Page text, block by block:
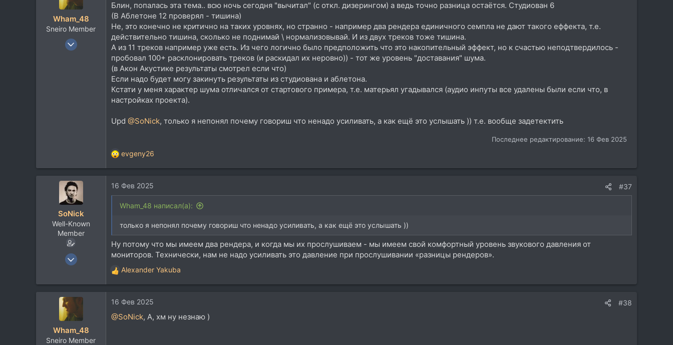
Wham_48
Sneiro Member
15 Дек 2006
Блин, попалась эта тема.. всю ночь сегодня "вычитал" (с откл. дизерингом) а ведь точно разница остаётся. Студиован 6
(В Аблетоне 12 проверял - тишина)
Не, это конечно не критично на таких уровнях, но странно - например два рендера единичного семпла не дают такого еффекта, т.е.
действительно тишина, сколько не поднимай \ нормализовывай. И из двух треков тоже тишина.
А из 11 треков например уже есть. Из чего логично было предположить что это накопительный эффект, но к счастью неподтвердилось -
пробовал 100+ расклонировать треков (и раскидал их неровно)) - тот же уровень "доставания" шума.
(в Акон Акустике результаты смотрел если что)
Если надо будет могу закинуть результаты из студиована и аблетона.
Кстати у меня характер шума отличался от стартового примера, т.е. матерьял угадывался (аудио инпуты все удалены были если что, в
настройках проекта).
Upd @SoNick, только я непонял почему говориш что ненадо усиливать, а как ещё это услышать )) т.е. вообще задетектить
Последнее редактирование: 16 Фев 2025
Р
е
к
ц
evgeny26
SoNick
Well-Known
Member
22 Сен 2004
113
16 Фев 2025 #37
Wham_48 написал(а):
только я непонял почему говориш что ненадо усиливать, а как ещё это услышать ))
Ну потому что мы имеем два рендера, и когда мы их прослушиваем - мы имеем свой комфортный уровень звукового давления от
мониторов. Технически, нам не надо усиливать это давление при прослушивании «разницы рендеров».
Р
е
к
ц
и
Alexander Yakuba
Wham_48
Sneiro Member
16 Фев 2025 #38
@SoNick, А, хм ну незнаю )